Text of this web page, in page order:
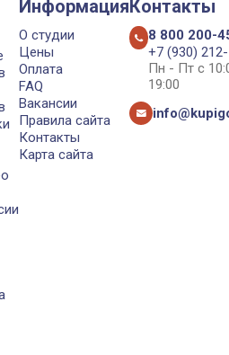
Информация
О студии
Цены
Оплата
FAQ
Вакансии
Правила сайта
Контакты
Карта сайта
Контакты
8 800 200-
+7 (930)
Пн - Пт с
19:00